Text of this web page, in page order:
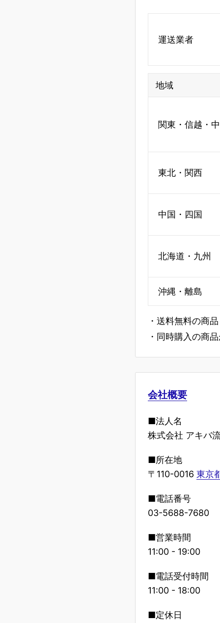
運送業者
地域
関東・信越・
東北・関西
中国・四国
北海道・九州
沖縄・離島
・送料無料の商
・同時購入の商
会社概要
■法人名
株式会社 アキバ
■所在地
〒110-0016 東京
■電話番号
03-5688-7680
■営業時間
11:00 - 19:00
■電話受付時間
11:00 - 18:00
■定休日